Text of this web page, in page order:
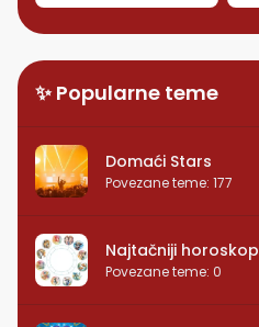
✨ Popularne teme
Domaći Stars
Povezane teme: 177
Najtačniji horoskop
Povezane teme: 0